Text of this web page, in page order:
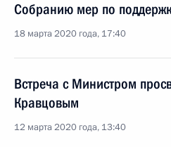
Собранию мер по
18 марта 2020 года, 17:40
Встреча с Министром
Кравцовым
12 марта 2020 года, 13:40